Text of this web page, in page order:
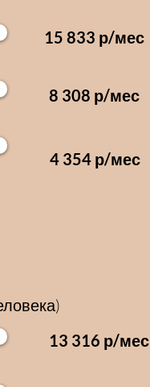
15 833 р/мес
8 308 р/мес
4 354 р/мес
13 316 р/мес